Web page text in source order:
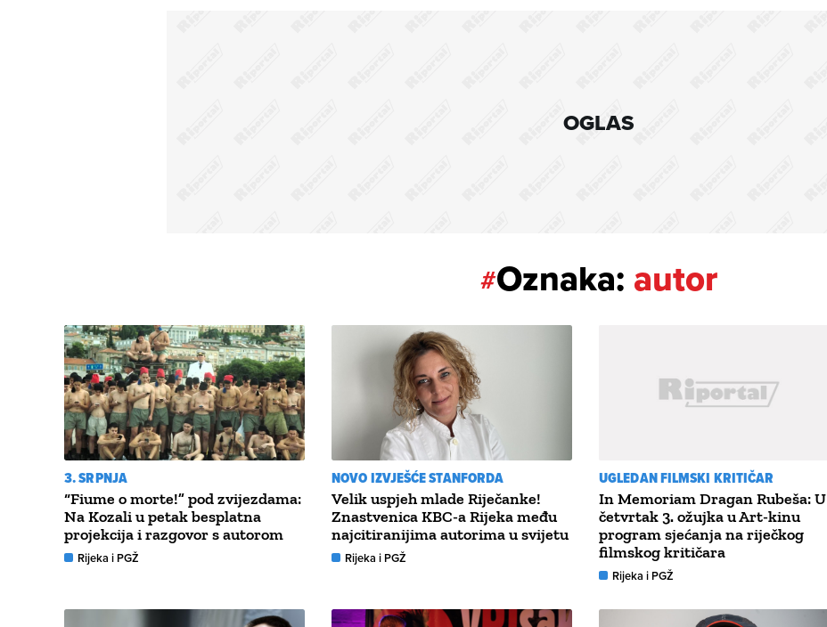
OGLAS
#Oznaka: autor
3. SRPNJA
“Fiume o morte!” pod zvijezdama:
Na Kozali u petak besplatna
projekcija i razgovor s autorom
Rijeka i PGŽ
NOVO IZVJEŠĆE STANFORDA
Velik uspjeh mlade Riječanke!
Znastvenica KBC-a Rijeka među
najcitiranijima autorima u svijetu
Rijeka i PGŽ
UGLEDAN FILMSKI KRITIČAR
In Memoriam Dragan Rubeša: U
četvrtak 3. ožujka u Art-kinu
program sjećanja na riječkog
filmskog kritičara
Rijeka i PGŽ